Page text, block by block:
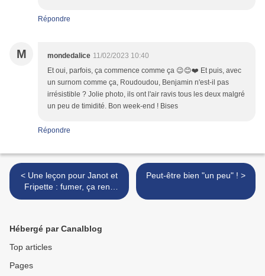
Répondre
M mondedalice 11/02/2023 10:40
Et oui, parfois, ça commence comme ça 😉😊❤️ Et puis, avec
un surnom comme ça, Roudoudou, Benjamin n'est-il pas
irrésistible ? Jolie photo, ils ont l'air ravis tous les deux malgré
un peu de timidité. Bon week-end ! Bises
Répondre
< Une leçon pour Janot et
Fripette : fumer, ça rend
malade !
Peut-être bien "un peu" ! >
Hébergé par Canalblog
Top articles
Pages